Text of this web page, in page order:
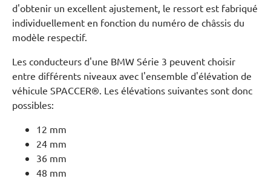
d'obtenir un excellent ajustement, le ressort est fabriqué
individuellement en fonction du numéro de châssis du
modèle respectif.
Les conducteurs d'une BMW Série 3 peuvent choisir
entre différents niveaux avec l'ensemble d'élévation de
véhicule SPACCER®. Les élévations suivantes sont donc
possibles:
12 mm
24 mm
36 mm
48 mm